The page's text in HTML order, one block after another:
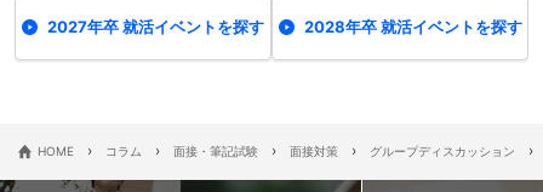
2027年卒 就活イベントを探す 2028年卒 就活イベントを探す
HOME › コラム › 面接・筆記試験 › 面接対策 › グループディスカッション ›